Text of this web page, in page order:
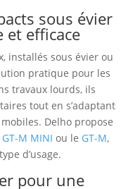
sous évier
et efficace
installés sous évier ou
pratique pour les
travaux lourds, ils
tout en s’adaptant
Delho propose
GT-M MINI ou le GT-M,
d’usage.
pour une